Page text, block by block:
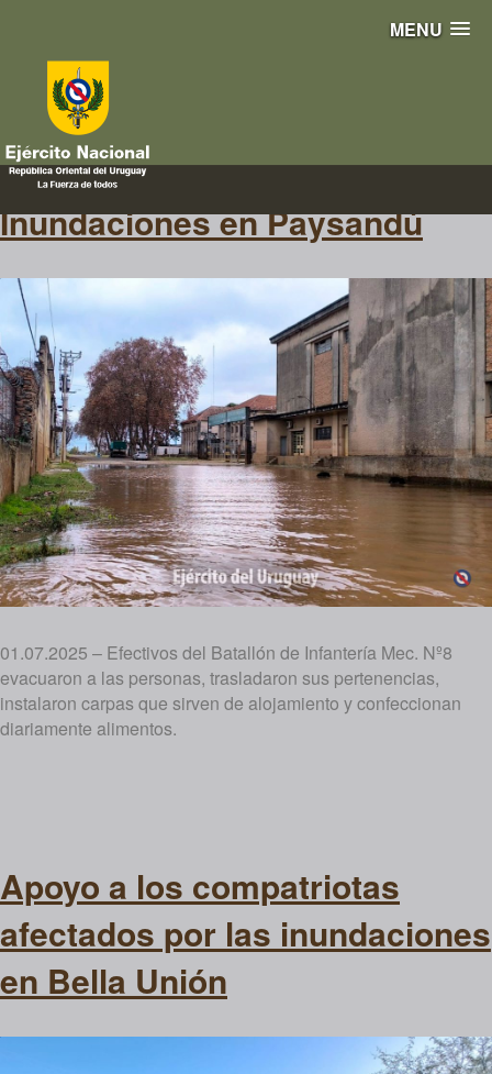
MENU
compatriotas
Inundaciones en Paysandú
01.07.2025 – Efectivos del Batallón de Infantería Mec. Nº8
evacuaron a las personas, trasladaron sus pertenencias,
instalaron carpas que sirven de alojamiento y confeccionan
diariamente alimentos.
Apoyo a los compatriotas
afectados por las inundaciones
en Bella Unión